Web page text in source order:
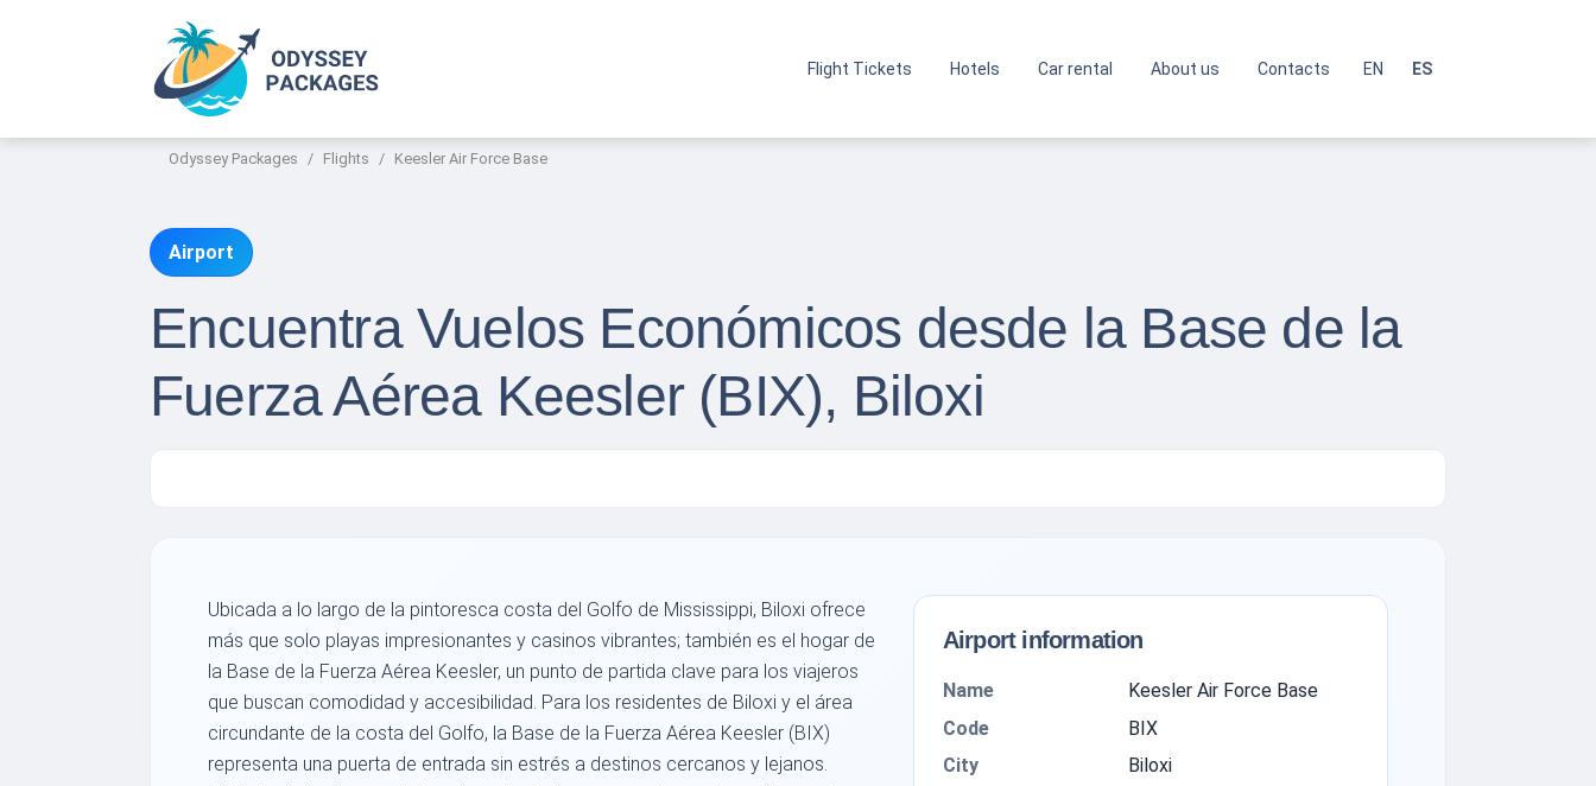
Flight Tickets Hotels Car rental About us Contacts EN ES
Odyssey Packages Flights Keesler Air Force Base
Airport
Encuentra Vuelos Económicos desde la Base de la
Fuerza Aérea Keesler (BIX), Biloxi
Ubicada a lo largo de la pintoresca costa del Golfo de Mississippi, Biloxi ofrece
más que solo playas impresionantes y casinos vibrantes; también es el hogar de
la Base de la Fuerza Aérea Keesler, un punto de partida clave para los viajeros
que buscan comodidad y accesibilidad. Para los residentes de Biloxi y el área
circundante de la costa del Golfo, la Base de la Fuerza Aérea Keesler (BIX)
representa una puerta de entrada sin estrés a destinos cercanos y lejanos.
Airport information
Name
Keesler Air Force Base
Code
BIX
City
Biloxi